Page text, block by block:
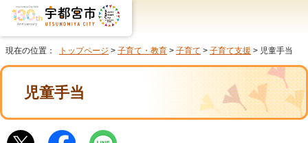
現在の位置： トップページ > 子育て・教育 > 子育て > 子育て支援 > 児童手当
児童手当